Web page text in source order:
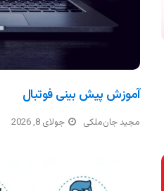
آموزش پیش بینی فوتبال
مجید جان‌ملکی جولای 8, 2026